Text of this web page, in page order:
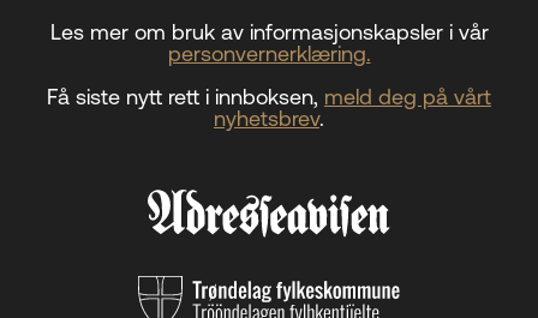
Les mer om bruk av informasjonskapsler i vår
personvernerklæring.
Få siste nytt rett i innboksen, meld deg på vårt
nyhetsbrev.